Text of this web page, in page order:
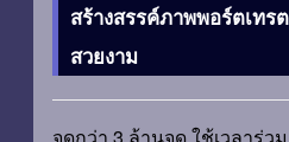
สร้างสรรค์ภาพพอร์ตเทร
สวยงาม
จุดกว่า 3 ล้านจุด ใช้เวลาร่ว